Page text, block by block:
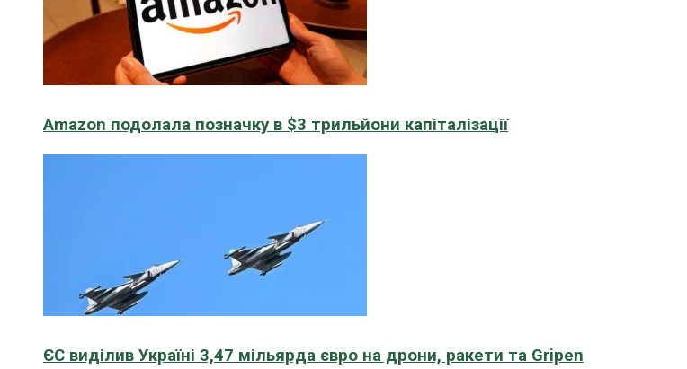
Amazon подолала позначку в $3 трильйони капіталізації
ЄС виділив Україні 3,47 мільярда євро на дрони, ракети та Gripen